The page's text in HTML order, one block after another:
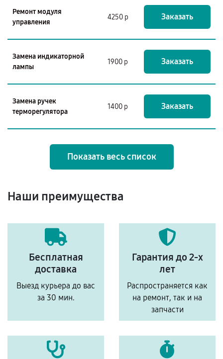
Ремонт модуля
управления
4250 р Заказать
Замена индикаторной
лампы
1900 р Заказать
Замена ручек
терморегулятора
1400 р Заказать
Показать весь список
Наши преимущества
Бесплатная
доставка
Выезд курьера до вас
за 30 мин.
Гарантия до 2-х
лет
Распространяется как
на ремонт, так и на
запчасти